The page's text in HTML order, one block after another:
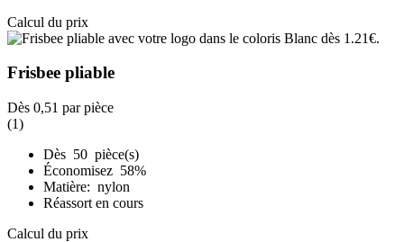
Calcul du prix
Frisbee pliable
Dès 0,51 par pièce
(1)
Dès 50 pièce(s)
Économisez 58%
Matière: nylon
Réassort en cours
Calcul du prix